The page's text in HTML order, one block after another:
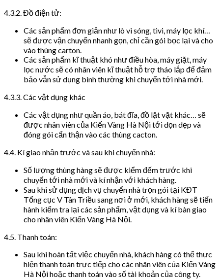
4.3.2. Đồ điện tử:
Các sản phẩm đơn giản như lò vi sóng, tivi, máy lọc khí…
sẽ được vận chuyển nhanh gọn, chỉ cần gói bọc lại và cho
vào thùng carton.
Các sản phẩm kĩ thuật khó như điều hòa, máy giặt, máy
lọc nước sẽ có nhân viên kĩ thuật hỗ trợ tháo lắp để đảm
bảo vẫn sử dụng bình thường khi chuyển tới nhà mới.
4.3.3. Các vật dụng khác
Các vật dụng như quần áo, bát đĩa, đồ lặt vặt khác… sẽ
được nhân viên của Kiến Vàng Hà Nội tới dọn dẹp và
đóng gói cẩn thận vào các thùng cacton.
4.4. Kí giao nhận trước và sau khi chuyển nhà:
Số lượng thùng hàng sẽ được kiểm đếm trước khi
chuyển tới nhà mới và kí nhận với khách hàng.
Sau khi sử dụng dịch vụ chuyển nhà trọn gói tại KĐT
Tổng cục V Tân Triều sang nơi ở mới, khách hàng sẽ tiến
hành kiểm tra lại các sản phẩm, vật dụng và kí bàn giao
cho nhân viên Kiến Vàng Hà Nội.
4.5. Thanh toán:
Sau khi hoàn tất việc chuyển nhà, khách hàng có thể thực
hiện thanh toán trực tiếp cho các nhân viên của Kiến Vàng
Hà Nội hoặc thanh toán vào số tài khoản của công ty.